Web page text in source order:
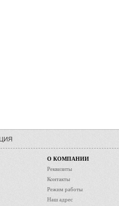
О КОМПАНИИ
Реквизиты
Контакты
Режим работы
Наш адрес